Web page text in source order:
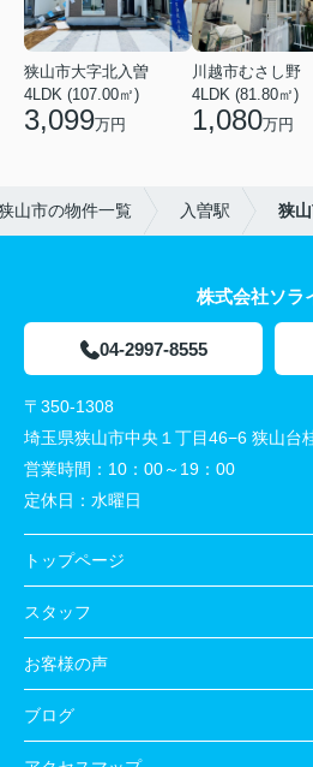
狭山市大字北入曽
4LDK (107.00㎡)
3,099万円
川越市むさし野
4LDK (81.80㎡)
1,080万円
山市の物件一覧 入曽駅 狭
株式会社ソラ
04-2997-8555
〒350-1308
埼玉県狭山市中央１丁目46−6 狭山台
営業時間： 10：00～19：00
定休日： 水曜日
トップページ
スタッフ
お客様の声
ブログ